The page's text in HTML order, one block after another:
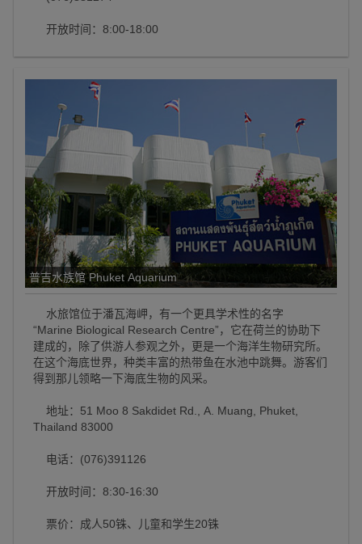
开放时间：8:00-18:00
普吉水族馆 Phuket Aquarium
水旅馆位于潘瓦海岬，有一个更具学术性的名字
“Marine Biological Research Centre”，它在荷兰的协助下
建成的，除了供游人参观之外，更是一个海洋生物研究所。
在这个海底世界，种类丰富的热带鱼在水池中跳舞。游客们
得到那儿领略一下海底生物的风采。
地址：51 Moo 8 Sakdidet Rd., A. Muang, Phuket,
Thailand 83000
电话：(076)391126
开放时间：8:30-16:30
票价：成人50铢、儿童和学生20铢